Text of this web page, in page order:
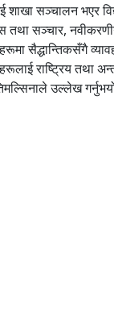
सञ्चालन भएर
तथा सञ्चार,
सैद्धान्तिकसँगै
राष्ट्रिय तथा
उल्लेख